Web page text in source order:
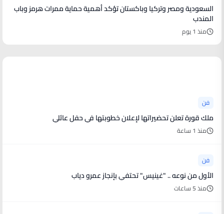
السعودية ومصر وتركيا وباكستان تؤكد أهمية حماية ممرات هرمز وباب
المندب
منذ 1 يوم
فن
ملك قورة تعلن تحضيراتها لإعلان خطوبتها في حفل عائلي
منذ 1 ساعة
فن
الأول من نوعه .. "غينيس" تحتفي بإنجاز عمرو دياب
منذ 5 ساعات